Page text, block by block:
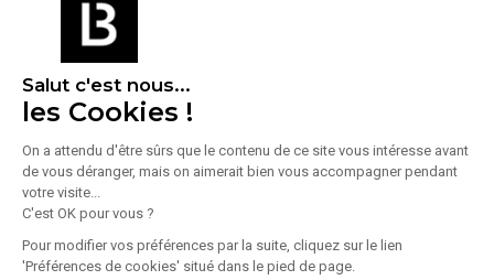
Salut c'est nous...
les Cookies !
On a attendu d'être sûrs que le contenu de ce site vous intéresse avant
de vous déranger, mais on aimerait bien vous accompagner pendant
votre visite...
C'est OK pour vous ?
Pour modifier vos préférences par la suite, cliquez sur le lien
'Préférences de cookies' situé dans le pied de page.